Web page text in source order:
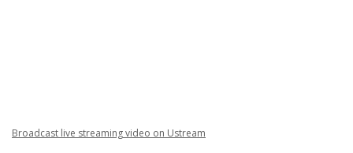
Broadcast live streaming video on Ustream